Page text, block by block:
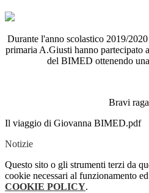
Durante l'anno scolastico 2019/
primaria A.Giusti hanno partecipato
del BIMED ottenendo
Bravi
Il viaggio di Giovanna BIMED.pdf
Notizie
Questo sito o gli strumenti terzi da
cookie necessari al funzionamento
COOKIE POLICY.